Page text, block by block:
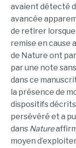
avaient détecté
avancée
de retirer
remise en cause
de Nature ont
par une note
dans ce
la présence de
dispositifs
persévéré et a
dans Nature
moyen